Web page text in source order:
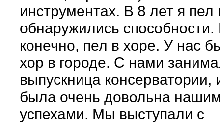
инструментах. В 8 лет я
обнаружились способности.
конечно, пел в хоре. У нас
хор в городе. С нами
выпускница консерватории,
была очень довольна
успехами. Мы выступали с